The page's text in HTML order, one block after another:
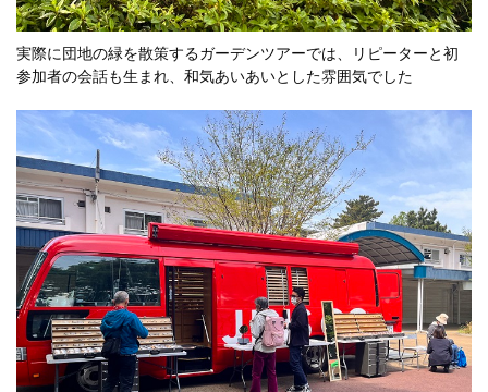
実際に団地の緑を散策するガーデンツアーでは、リピーターと初
参加者の会話も生まれ、和気あいあいとした雰囲気でした